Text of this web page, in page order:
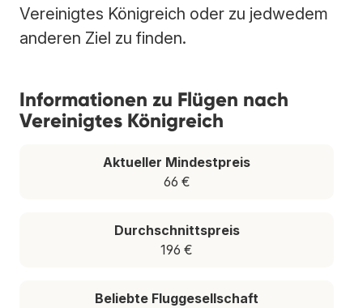
Vereinigtes Königreich oder zu jedwedem
anderen Ziel zu finden.
Informationen zu Flügen nach
Vereinigtes Königreich
Aktueller Mindestpreis
66 €
Durchschnittspreis
196 €
Beliebte Fluggesellschaft